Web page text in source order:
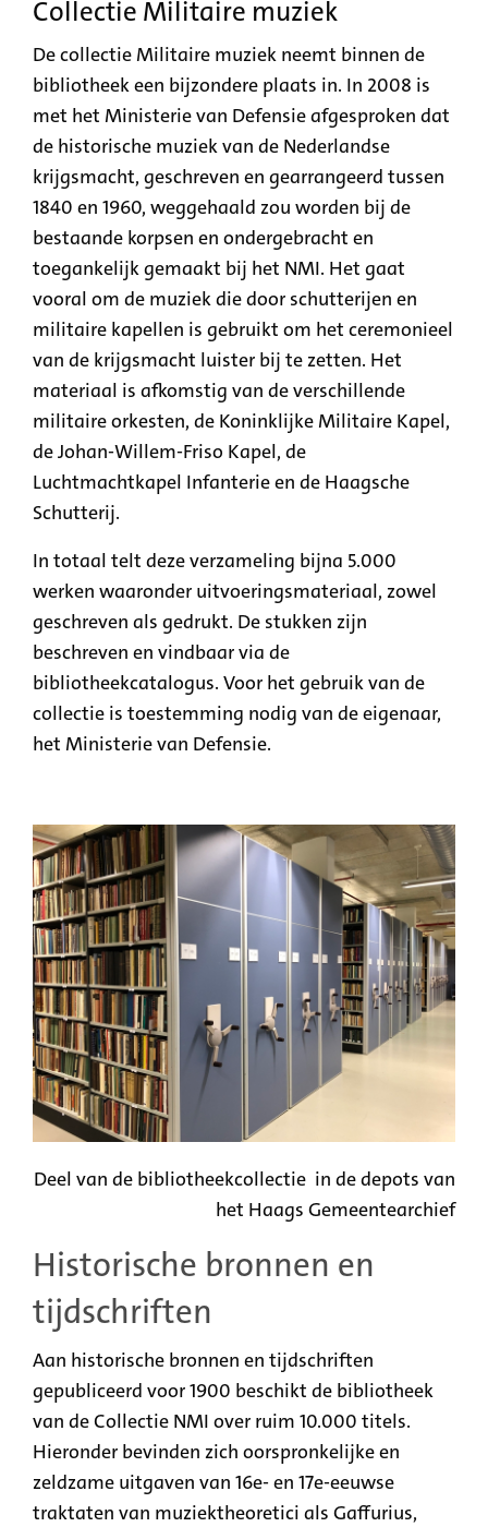
Collectie Militaire muziek
De collectie Militaire muziek neemt binnen de
bibliotheek een bijzondere plaats in. In 2008 is
met het Ministerie van Defensie afgesproken dat
de historische muziek van de Nederlandse
krijgsmacht, geschreven en gearrangeerd tussen
1840 en 1960, weggehaald zou worden bij de
bestaande korpsen en ondergebracht en
toegankelijk gemaakt bij het NMI. Het gaat
vooral om de muziek die door schutterijen en
militaire kapellen is gebruikt om het ceremonieel
van de krijgsmacht luister bij te zetten. Het
materiaal is afkomstig van de verschillende
militaire orkesten, de Koninklijke Militaire Kapel,
de Johan-Willem-Friso Kapel, de
Luchtmachtkapel Infanterie en de Haagsche
Schutterij.
In totaal telt deze verzameling bijna 5.000
werken waaronder uitvoeringsmateriaal, zowel
geschreven als gedrukt. De stukken zijn
beschreven en vindbaar via de
bibliotheekcatalogus. Voor het gebruik van de
collectie is toestemming nodig van de eigenaar,
het Ministerie van Defensie.
Deel van de bibliotheekcollectie in de depots van
het Haags Gemeentearchief
Historische bronnen en
tijdschriften
Aan historische bronnen en tijdschriften
gepubliceerd voor 1900 beschikt de bibliotheek
van de Collectie NMI over ruim 10.000 titels.
Hieronder bevinden zich oorspronkelijke en
zeldzame uitgaven van 16e- en 17e-eeuwse
traktaten van muziektheoretici als Gaffurius,